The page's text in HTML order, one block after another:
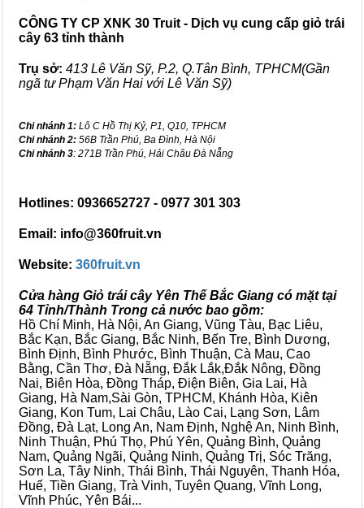
CÔNG TY CP XNK 30 Truit - Dịch vụ cung cấp giỏ trái
cây 63 tỉnh thành
Trụ sở: 413 Lê Văn Sỹ, P.2, Q.Tân Bình, TPHCM(Gần
ngã tư Phạm Văn Hai với Lê Văn Sỹ)
Chi nhánh 1: Lô C Hồ Thị Kỷ, P1, Q10, TPHCM
Chi nhánh 2: 56B Trần Phú, Ba Đình, Hà Nội
Chi nhánh 3: 271B Trần Phú, Hải Châu Đà Nẵng
Hotlines: 0936652727 - 0977 301 303
Email: info@360fruit.vn
Website: 360fruit.vn
Cửa hàng Giỏ trái cây Yên Thế Bắc Giang có mặt tại
64 Tỉnh/Thành Trong cả nước bao gồm:
Hồ Chí Minh, Hà Nội, An Giang, Vũng Tàu, Bạc Liêu,
Bắc Kạn, Bắc Giang, Bắc Ninh, Bến Tre, Bình Dương,
Bình Định, Bình Phước, Bình Thuận, Cà Mau, Cao
Bằng, Cần Thơ, Đà Nẵng, Đắk Lắk,Đắk Nông, Đồng
Nai, Biên Hòa, Đồng Tháp, Điện Biên, Gia Lai, Hà
Giang, Hà Nam,Sài Gòn, TPHCM, Khánh Hòa, Kiên
Giang, Kon Tum, Lai Châu, Lào Cai, Lạng Sơn, Lâm
Đồng, Đà Lạt, Long An, Nam Định, Nghệ An, Ninh Bình,
Ninh Thuận, Phú Thọ, Phú Yên, Quảng Bình, Quảng
Nam, Quảng Ngãi, Quảng Ninh, Quảng Trị, Sóc Trăng,
Sơn La, Tây Ninh, Thái Bình, Thái Nguyên, Thanh Hóa,
Huế, Tiền Giang, Trà Vinh, Tuyên Quang, Vĩnh Long,
Vĩnh Phúc, Yên Bái...